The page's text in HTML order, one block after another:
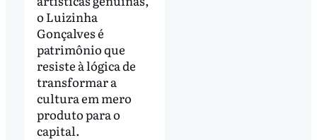
o Luizinha
Gonçalves é
patrimônio que
resiste à lógica de
transformar a
cultura em mero
produto para o
capital.